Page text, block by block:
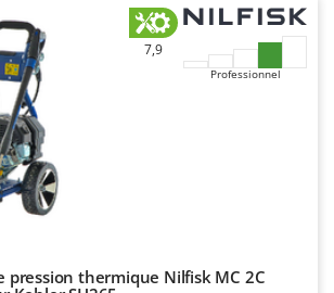
7,9
Professionnel
thermique Nilfisk MC 2C